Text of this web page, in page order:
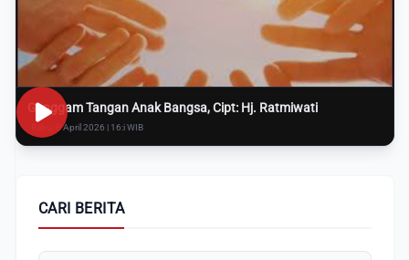
Genggam Tangan Anak Bangsa, Cipt: Hj. Ratmiwati
Rabu, 8 April 2026 | 16:i WIB
CARI BERITA